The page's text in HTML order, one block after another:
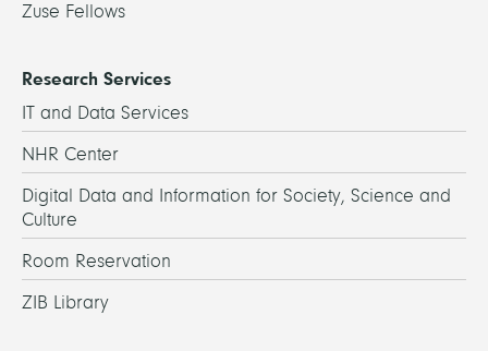
Zuse Fellows
Research Services
IT and Data Services
NHR Center
Digital Data and Information for Society, Science and
Culture
Room Reservation
ZIB Library